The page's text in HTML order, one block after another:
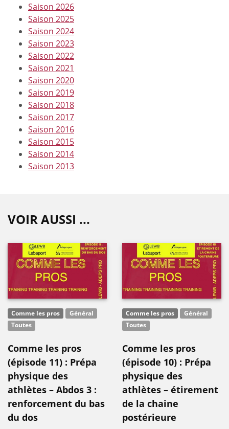
Saison 2026
Saison 2025
Saison 2024
Saison 2023
Saison 2022
Saison 2021
Saison 2020
Saison 2019
Saison 2018
Saison 2017
Saison 2016
Saison 2015
Saison 2014
Saison 2013
VOIR AUSSI ...
Comme les pros
Général
Toutes
Comme les pros
(épisode 11) : Prépa
physique des
athlètes – Abdos 3 :
renforcement du bas
du dos
Comme les pros
Général
Toutes
Comme les pros
(épisode 10) : Prépa
physique des
athlètes – étirement
de la chaine
postérieure